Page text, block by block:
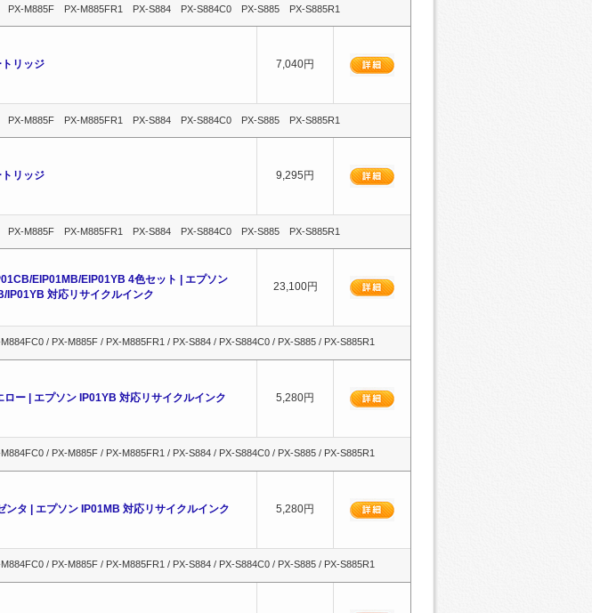
PX-M885F PX-M885FR1 PX-S884 PX-S884C0 PX-S885 PX-S885R1
リッジ 7,040円
PX-M885F PX-M885FR1 PX-S884 PX-S884C0 PX-S885 PX-S885R1
リッジ 9,295円
PX-M885F PX-M885FR1 PX-S884 PX-S884C0 PX-S885 PX-S885R1
EIP01MB/EIP01YB 4色セット | エプソン
IP01YB 対応リサイクルインク
23,100円
/ PX-M885F / PX-M885FR1 / PX-S884 / PX-S884C0 / PX-S885 / PX-S885R1
ロー | エプソン IP01YB 対応リサイクルインク 5,280円
/ PX-M885F / PX-M885FR1 / PX-S884 / PX-S884C0 / PX-S885 / PX-S885R1
ンタ | エプソン IP01MB 対応リサイクルインク 5,280円
/ PX-M885F / PX-M885FR1 / PX-S884 / PX-S884C0 / PX-S885 / PX-S885R1